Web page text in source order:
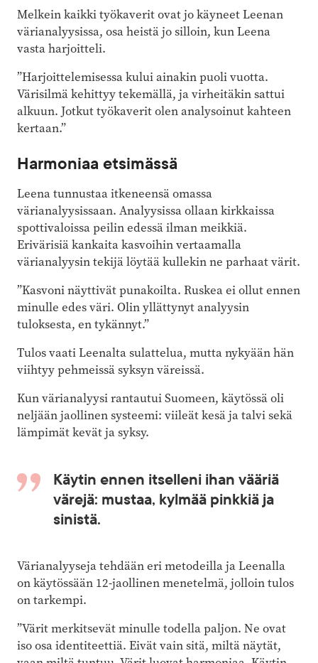
Melkein kaikki työkaverit ovat jo käyneet Leenan
värianalyysissa, osa heistä jo silloin, kun Leena
vasta harjoitteli.
”Harjoittelemisessa kului ainakin puoli vuotta.
Värisilmä kehittyy tekemällä, ja virheitäkin sattui
alkuun. Jotkut työkaverit olen analysoinut kahteen
kertaan.”
Harmoniaa etsimässä
Leena tunnustaa itkeneensä omassa
värianalyysissaan. Analyysissa ollaan kirkkaissa
spottivaloissa peilin edessä ilman meikkiä.
Erivärisiä kankaita kasvoihin vertaamalla
värianalyysin tekijä löytää kullekin ne parhaat värit.
”Kasvoni näyttivät punakoilta. Ruskea ei ollut ennen
minulle edes väri. Olin yllättynyt analyysin
tuloksesta, en tykännyt.”
Tulos vaati Leenalta sulattelua, mutta nykyään hän
viihtyy pehmeissä syksyn väreissä.
Kun värianalyysi rantautui Suomeen, käytössä oli
neljään jaollinen systeemi: viileät kesä ja talvi sekä
lämpimät kevät ja syksy.
Käytin ennen itselleni ihan vääriä
värejä: mustaa, kylmää pinkkiä ja
sinistä.
Värianalyyseja tehdään eri metodeilla ja Leenalla
on käytössään 12-jaollinen menetelmä, jolloin tulos
on tarkempi.
”Värit merkitsevät minulle todella paljon. Ne ovat
iso osa identiteettiä. Eivät vain sitä, miltä näytät,